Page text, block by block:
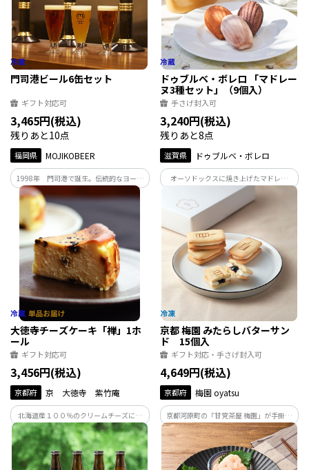
門司港ビール6缶セット
ギフト対応可
3,465円(税込)
残りあと10点
福岡県 MOJIKOBEER
1998年 門司港で誕生。伝統的なヨーロ
ピアンスタイルを基本とした飲みごたえ
のあるビール。 フラグシップビア「ヴァ
イツェン」は全国地ビール品質審査会に
おいて2回連続最優秀賞を受賞
ドゥブルベ・ボレロ 「マドレー
ヌ3種セット」（9個入）
手さげ封入可
3,240円(税込)
残りあと8点
滋賀県 ドゥブルベ・ボレロ
オーソドックスに焼き上げたマドレー
ヌ、レモンのコンフィを使用し爽やかな
酸味とコクをだしたマドレーヌ・シトロ
ン、カカオを効かせたマドレーヌ・ショコ
ラのセット。3種類の味をお楽しみくださ
い。
大徳寺チーズケーキ「禅」1ホ
ール
ギフト対応可
3,456円(税込)
京都府 京 大徳寺 紫竹庵
北海道産１００％のクリームチーズに京
都名物の大徳寺納豆が入ったチーズケー
キです。大徳寺納豆の塩味、熟成の旨味が
入った他にないチーズケーキになります。
追熟で美味しさが増します。
京都 梅園 みたらしバターサン
ド 15個入
ギフト対応・手さげ封入可
4,649円(税込)
京都府 梅園 oyatsu
京都河原町の「甘党茶屋 梅園」が手掛け
る「梅園 oyatsu」の、ギフトにもお使い
いただける詰め合わせセットです。